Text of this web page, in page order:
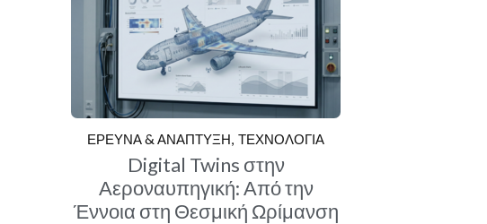
ΕΡΕΥΝΑ & ΑΝΑΠΤΥΞΗ ΤΕΧΝΟΛΟΓΙΑ
Digital Twins στην
Αεροναυπηγική: Από την
Έννοια στη Θεσμική Ωρίμανση